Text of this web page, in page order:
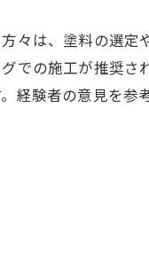
々は、塗料の選定
での施工が推奨さ
経験者の意見を参